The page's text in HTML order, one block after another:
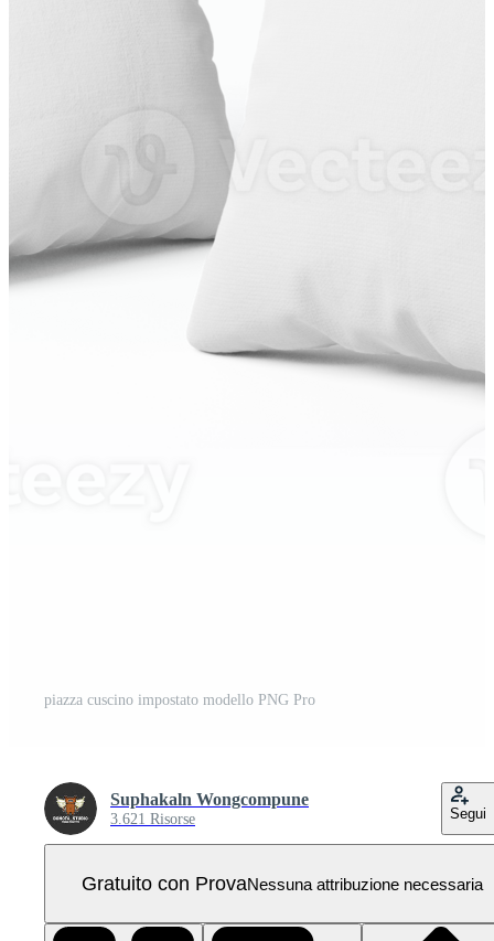
piazza cuscino impostato modello PNG Pro
Suphakaln Wongcompune
3.621 Risorse Segui
Gratuito con ProvaNessuna attribuzione necessaria